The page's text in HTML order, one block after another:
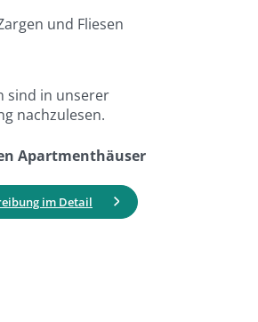
und Fliesen
sind in unserer
nachzulesen.
Apartmenthäuser
im Detail